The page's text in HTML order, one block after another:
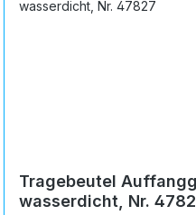
Tragebeutel
wasserdicht, Nr.